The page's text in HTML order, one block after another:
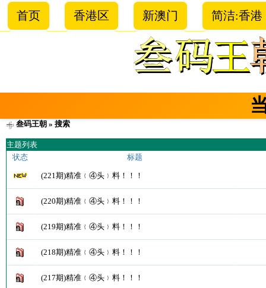
首页 香港区 新澳门 简洁:香港
叁码王朝 » 搜索
主题列表
状态
标题
(221期)精准﹛④头﹜料！！！
(220期)精准﹛④头﹜料！！！
(219期)精准﹛④头﹜料！！！
(218期)精准﹛④头﹜料！！！
(217期)精准﹛④头﹜料！！！